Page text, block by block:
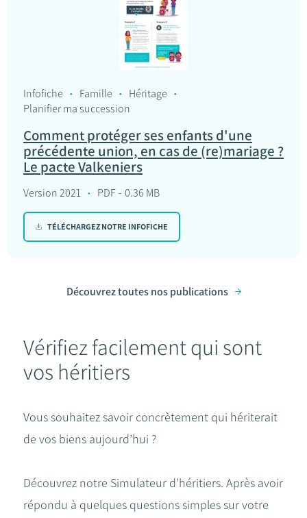
Infofiche Famille
Héritage
Planifier ma succession
Comment protéger ses enfants d'une
précédente union, en cas de (re)mariage ?
Le pacte Valkeniers
Version 2021 PDF 0.36 MB
TÉLÉCHARGEZ NOTRE INFOFICHE
Découvrez toutes nos publications
Vérifiez facilement qui sont
vos héritiers
Vous souhaitez savoir concrètement qui hériterait
de vos biens aujourd’hui ?
Découvrez notre Simulateur d’héritiers. Après avoir
répondu à quelques questions simples sur votre